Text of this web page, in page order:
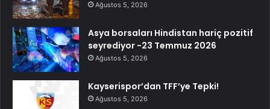
Ağustos 5, 2026
Asya borsaları Hindistan hariç pozitif
seyrediyor -23 Temmuz 2026
Ağustos 5, 2026
Kayserispor’dan TFF’ye Tepki!
Ağustos 5, 2026